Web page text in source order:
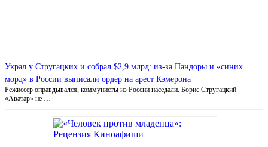
Украл у Стругацких и собрал $2,9 млрд: из-за Пандоры и «синих
морд» в России выписали ордер на арест Кэмерона
Режиссер оправдывался, коммунисты из России наседали. Борис Стругацкий
«Аватар» не …